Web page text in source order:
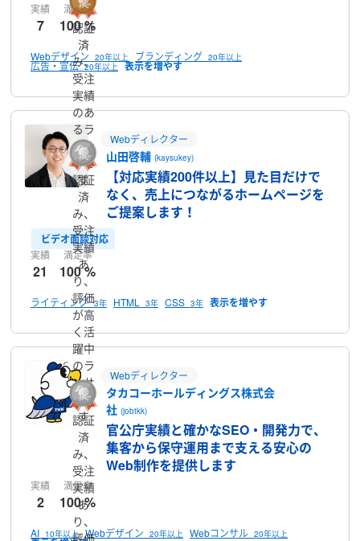
実績
7
満足率
100 %
Webデザイン 20年以上 ブランディング 20年以上
広告・宣伝 20年以上
認証
済
み、
受注
実績
のあ
るラ
ンサ
ーで
す
Webディレクター
山田啓輔(kaysukey)
【対応実績200件以上】見た目だけで
なく、売上につながるホームページを
ご提案します！
ビデオ面談対応
実績
21
満足率
100 %
ライティング 3年 HTML 3年 CSS 3年
認証
済
み、
受注
実績
あ
り、
評価
が高
く活
躍中
のラ
ンサ
ーで
す
Webディレクター
タカコーホールディングス株式会
社(jobtkk)
官公庁実績と確かなSEO・開発力で、
集客から保守運用まで支える安心の
Web制作を提供します
実績
2
満足率
100 %
AI 10年以上 Webデザイン 20年以上 Webコンサル 20年以上
認証
済
み、
受注
実績
あ
り、
評価